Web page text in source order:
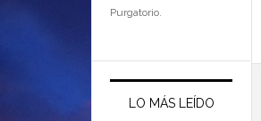
Purgatorio.
LO MÁS LEÍDO